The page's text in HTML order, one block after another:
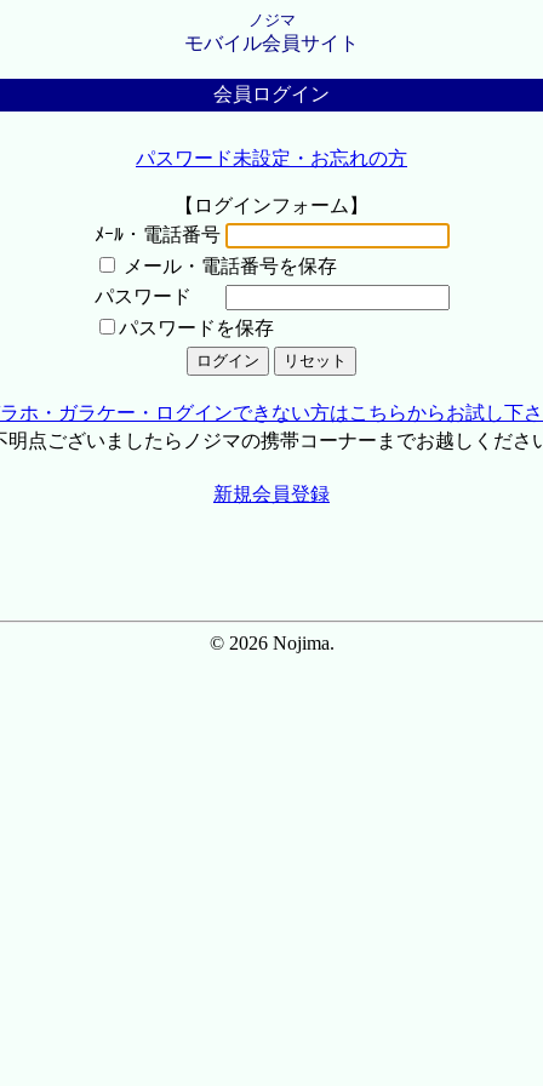
ノジマ
モバイル会員サイト
会員ログイン
パスワード未設定・お忘れの方
【ログインフォーム】
ﾒｰﾙ・電話番号
メール・電話番号を保存
パスワード
パスワードを保存
ホ・ガラケー・ログインできない方はこちらからお試し下
点ございましたらノジマの携帯コーナーまでお越しくださ
新規会員登録
© 2026 Nojima.